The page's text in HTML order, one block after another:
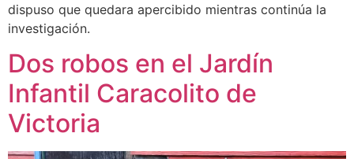
dispuso que quedara apercibido mientras continúa la
investigación.
Dos robos en el Jardín
Infantil Caracolito de
Victoria